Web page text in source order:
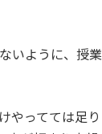
いように、授業
やってては足り